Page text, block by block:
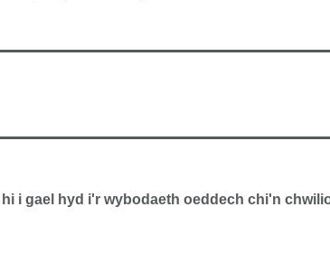
i gael hyd i'r wybodaeth oeddech chi'n